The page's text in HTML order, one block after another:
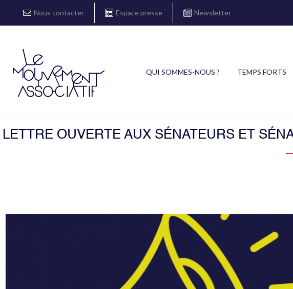
Nous contacter Espace presse Newsletter
QUI SOMMES-NOUS ? TEMPS FORTS
LETTRE OUVERTE AUX SÉNATEURS ET